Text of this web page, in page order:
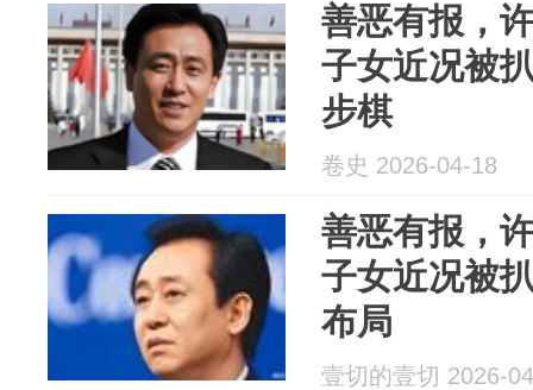
善恶有报，
子女近况被
步棋
卷史 2026-04-18
善恶有报，
子女近况被
布局
壹切的壹切 2026-